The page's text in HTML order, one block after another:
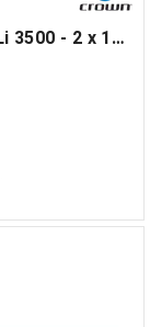
Crown XLi 3500 - 2 x 1350W i 4 ohm